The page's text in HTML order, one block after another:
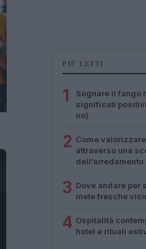
PIÙ LETTI
1
Sognare il fango
significati
no)
2 Come
attraverso una
dell’arredamento
3 Dove andare per
mete fresche
4 Ospitalità
hotel e rituali